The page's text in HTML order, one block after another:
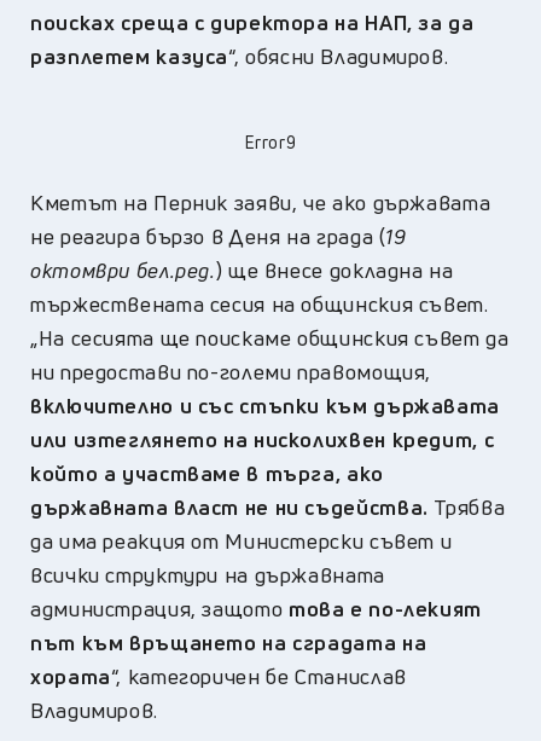
поисках среща с директора на НАП, за да
разплетем казуса“, обясни Владимиров.
Error9
Кметът на Перник заяви, че ако държавата
не реагира бързо в Деня на града (19
октомври бел.ред.) ще внесе докладна на
тържествената сесия на общинския съвет.
„На сесията ще поискаме общинския съвет да
ни предостави по-големи правомощия,
включително и със стъпки към държавата
или изтеглянето на нисколихвен кредит, с
който а участваме в търга, ако
държавната власт не ни съдейства. Трябва
да има реакция от Министерски съвет и
всички структури на държавната
администрация, защото това е по-лекият
път към връщането на сградата на
хората“, категоричен бе Станислав
Владимиров.